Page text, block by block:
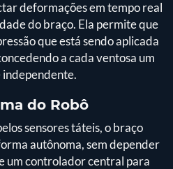
deformações em tempo real
do braço. Ela permite que
que está sendo aplicada
a cada ventosa um
do Robô
sensores táteis, o braço
autônoma, sem depender
um controlador central para